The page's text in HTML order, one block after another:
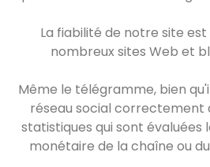
La fiabilité de notre site
nombreux sites Web et
Même le télégramme, bien
réseau social correctement
statistiques qui sont évaluées
monétaire de la chaîne ou